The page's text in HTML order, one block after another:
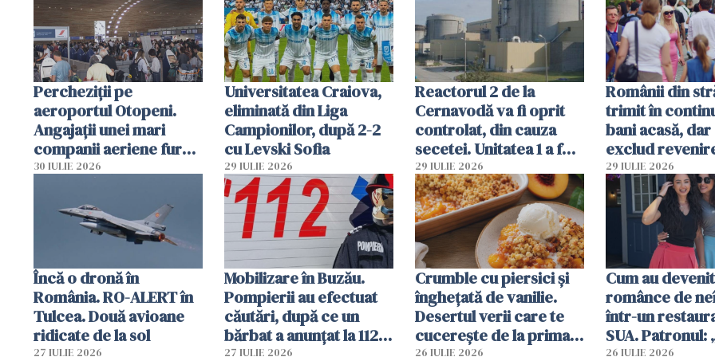
Române
Percheziții pe
aeroportul Otopeni.
Angajații unei mari
companii aeriene furau
parfumuri, ceasuri și
vânzării
30 IULIE 2026
Universitatea Craiova,
eliminată din Liga
Campionilor, după 2-2
cu Levski Sofia
29 IULIE 2026
Reactorul 2 de la
Cernavodă va fi oprit
controlat, din cauza
secetei. Unitatea 1 a fost
deja oprită
29 IULIE 2026
Românii din
trimit în
bani acasă, dar
exclud
29 IULIE 2026
Încă o dronă în
România. RO-ALERT în
Tulcea. Două avioane
ridicate de la sol
27 IULIE 2026
Mobilizare în Buzău.
Pompierii au efectuat
căutări, după ce un
bărbat a anunțat la 112
27 IULIE 2026
Crumble cu piersici și
înghețată de vanilie.
Desertul verii care te
cucerește de la prima
26 IULIE 2026
Cum au
românce de
într-un
SUA. Patronul:
26 IULIE 2026